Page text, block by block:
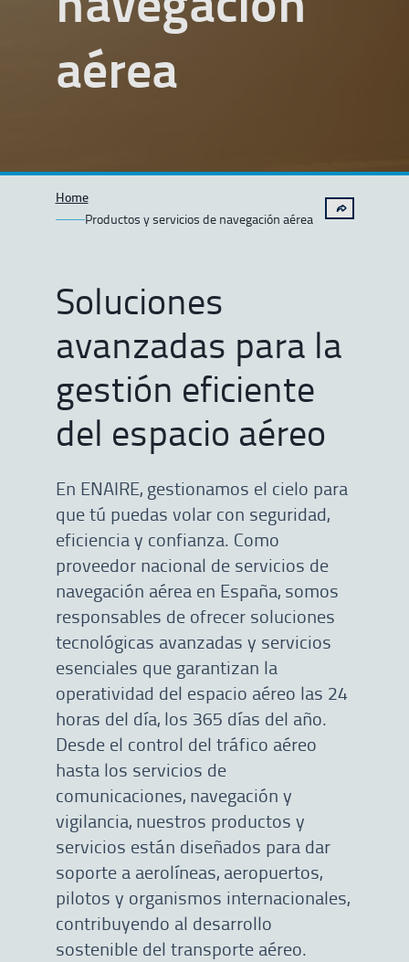
aérea
Home
Productos y servicios de navegación aérea
Soluciones
avanzadas para la
gestión eficiente
del espacio aéreo
En ENAIRE, gestionamos el cielo para
que tú puedas volar con seguridad,
eficiencia y confianza. Como
proveedor nacional de servicios de
navegación aérea en España, somos
responsables de ofrecer soluciones
tecnológicas avanzadas y servicios
esenciales que garantizan la
operatividad del espacio aéreo las 24
horas del día, los 365 días del año.
Desde el control del tráfico aéreo
hasta los servicios de
comunicaciones, navegación y
vigilancia, nuestros productos y
servicios están diseñados para dar
soporte a aerolíneas, aeropuertos,
pilotos y organismos internacionales,
contribuyendo al desarrollo
sostenible del transporte aéreo.